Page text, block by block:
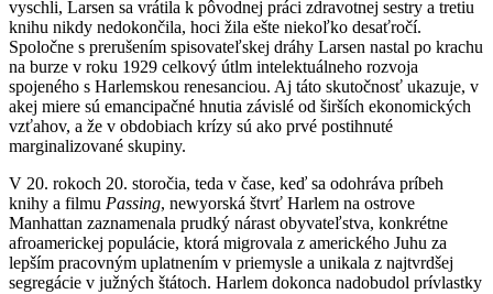
vyschli, Larsen sa vrátila k pôvodnej práci zdravotnej sestry a tretiu
knihu nikdy nedokončila, hoci žila ešte niekoľko desaťročí.
Spoločne s prerušením spisovateľskej dráhy Larsen nastal po krachu
na burze v roku 1929 celkový útlm intelektuálneho rozvoja
spojeného s Harlemskou renesanciou. Aj táto skutočnosť ukazuje, v
akej miere sú emancipačné hnutia závislé od širších ekonomických
vzťahov, a že v obdobiach krízy sú ako prvé postihnuté
marginalizované skupiny.
V 20. rokoch 20. storočia, teda v čase, keď sa odohráva príbeh
knihy a filmu Passing, newyorská štvrť Harlem na ostrove
Manhattan zaznamenala prudký nárast obyvateľstva, konkrétne
afroamerickej populácie, ktorá migrovala z amerického Juhu za
lepším pracovným uplatnením v priemysle a unikala z najtvrdšej
segregácie v južných štátoch. Harlem dokonca nadobudol prívlastky